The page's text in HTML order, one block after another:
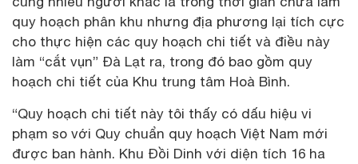
quy hoạch phân khu nhưng địa phương lại tích cực
cho thực hiện các quy hoạch chi tiết và điều này
làm “cắt vụn” Đà Lạt ra, trong đó bao gồm quy
hoạch chi tiết của Khu trung tâm Hoà Bình.
“Quy hoạch chi tiết này tôi thấy có dấu hiệu vi
phạm so với Quy chuẩn quy hoạch Việt Nam mới
được ban hành. Khu Đồi Dinh với diện tích 16 ha